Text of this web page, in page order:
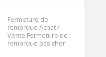
Fermeture de
remorque Achat /
Vente Fermeture de
remorque pas cher